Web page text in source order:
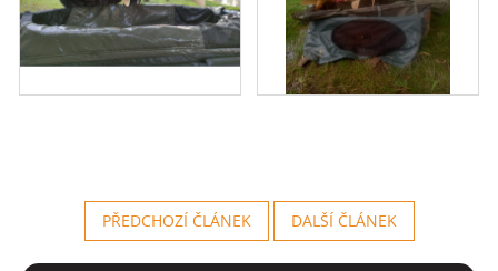
PŘEDCHOZÍ ČLÁNEK DALŠÍ ČLÁNEK